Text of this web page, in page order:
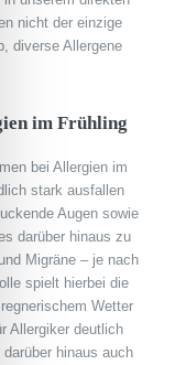
nicht der einzige
diverse Allergene
im Frühling
bei Allergien im
stark ausfallen
Augen sowie
darüber hinaus zu
Migräne – je nach
spielt hierbei die
Wetter
Allergiker deutlich
hinaus auch